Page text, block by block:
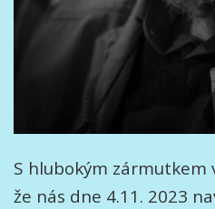
S hlubokým zármutkem
že nás dne 4.11. 2023